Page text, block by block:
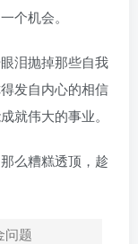
个机会。
泪抛掉那些自我
发自内心的相信
就伟大的事业。
么糟糕透顶，趁
题